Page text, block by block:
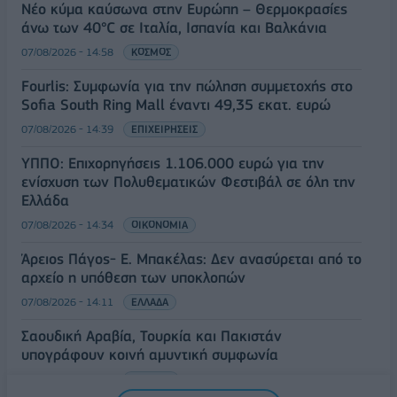
Νέο κύμα καύσωνα στην Ευρώπη – Θερμοκρασίες
άνω των 40°C σε Ιταλία, Ισπανία και Βαλκάνια
07/08/2026 - 14:58 ΚΟΣΜΟΣ
Fourlis: Συμφωνία για την πώληση συμμετοχής στο
Sofia South Ring Mall έναντι 49,35 εκατ. ευρώ
07/08/2026 - 14:39 ΕΠΙΧΕΙΡΗΣΕΙΣ
ΥΠΠΟ: Επιχορηγήσεις 1.106.000 ευρώ για την
ενίσχυση των Πολυθεματικών Φεστιβάλ σε όλη την
Ελλάδα
07/08/2026 - 14:34 ΟΙΚΟΝΟΜΙΑ
Άρειος Πάγος- Ε. Μπακέλας: Δεν ανασύρεται από το
αρχείο η υπόθεση των υποκλοπών
07/08/2026 - 14:11 ΕΛΛΑΔΑ
Σαουδική Αραβία, Τουρκία και Πακιστάν
υπογράφουν κοινή αμυντική συμφωνία